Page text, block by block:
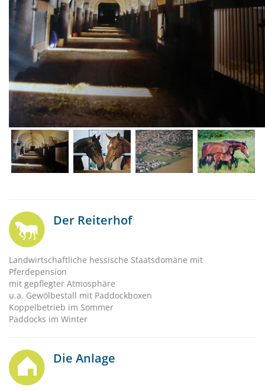
Der Reiterhof
Landwirtschaftliche hessische Staatsdomäne mit
Pferdepension
mit gepflegter Atmosphäre
u.a. Gewölbestall mit Paddockboxen
Koppelbetrieb im Sommer
Paddocks im Winter
Die Anlage